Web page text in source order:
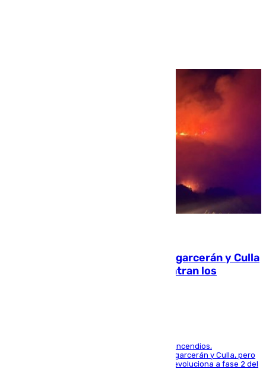
Incendios de Castellón: Sierra Engarcerán y Culla
evolucionan positivamente y centran los
La UME se suma al operativo de control de los incendios,
progresando adecuadamente los de Sierra Engarcerán y Culla, pero
centrando todo el empeño en el de Culla, que evoluciona a fase 2 del